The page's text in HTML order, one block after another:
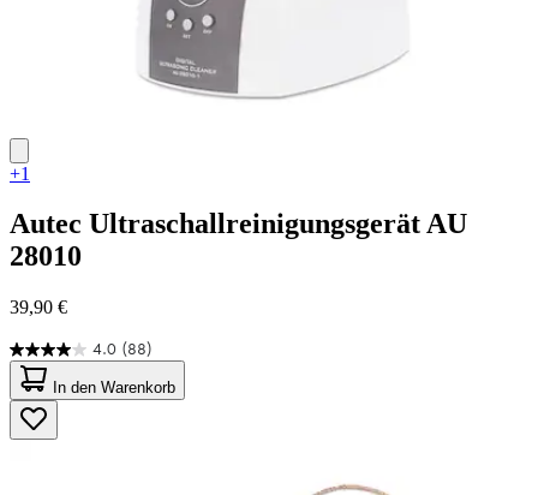
+1
Autec Ultraschallreinigungsgerät AU
28010
39,90 €
4.0 (88)
4.0
von
5
Sternen.
88
In den Warenkorb